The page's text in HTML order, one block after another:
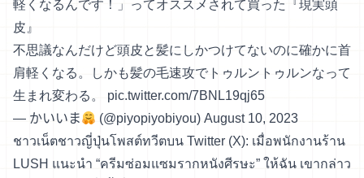
軽くなるんです！」ってオススメされて買った『現実頭
皮』
不思議なんだけど頭皮と髪にしかつけてないのに確かに首
肩軽くなる。しかも髪の毛速攻でトゥルントゥルンなって
生まれ変わる。 pic.twitter.com/7BNL19qj65
— かいいま
(@piyopiyobiyou)August 10, 2023
ชาวเน็ตชาวญี่ปุ่นโพสต์ทวีตบน Twitter (X): เมื่อพนักงานร้าน
LUSH แนะนำ “ครีมซ่อมแซมรากหนังศีรษะ” ให้ฉัน เขากล่าว